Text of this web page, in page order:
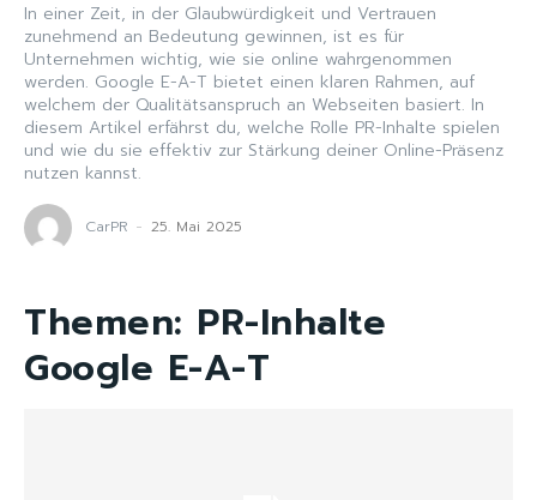
In einer Zeit, in der Glaubwürdigkeit und Vertrauen
zunehmend an Bedeutung gewinnen, ist es für
Unternehmen wichtig, wie sie online wahrgenommen
werden. Google E-A-T bietet einen klaren Rahmen, auf
welchem der Qualitätsanspruch an Webseiten basiert. In
diesem Artikel erfährst du, welche Rolle PR-Inhalte spielen
und wie du sie effektiv zur Stärkung deiner Online-Präsenz
nutzen kannst.
CarPR - 25. Mai 2025
Themen: PR-Inhalte
Google E-A-T